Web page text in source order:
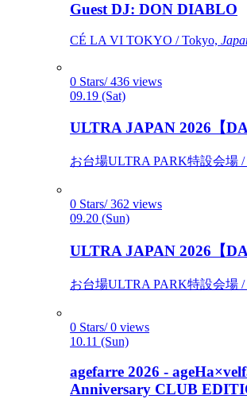
Guest DJ: DON DIABLO
CÉ LA VI TOKYO / Tokyo,
0 Stars/ 436 views
09.19 (Sat)
ULTRA JAPAN 2026【
お台場ULTRA PARK特設会場 /
0 Stars/ 362 views
09.20 (Sun)
ULTRA JAPAN 2026【
お台場ULTRA PARK特設会場 /
0 Stars/ 0 views
10.11 (Sun)
agefarre 2026 -
Anniversary CLUB